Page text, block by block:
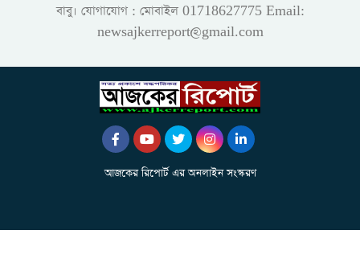
বাবু। যোগাযোগ : মোবাইল 01718627775 Email:
newsajkerreport@gmail.com
আজকের রিপোর্ট এর অনলাইন সংস্করণ